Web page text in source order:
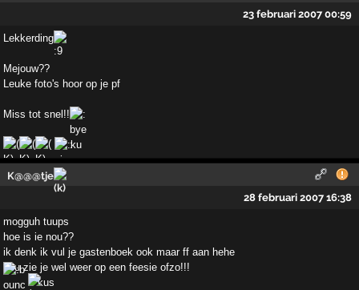
23 februari 2007 00:59
Lekkerding
Mejouw??
Leuke foto's hoor op je pf
Miss tot snel!!
K@@@tje
28 februari 2007 16:38
mogguh tuups
hoe is ie nou??
ik denk ik vul je gastenboek ook maar ff aan hehe
nou zie je wel weer op een feesie ofzo!!!
kus